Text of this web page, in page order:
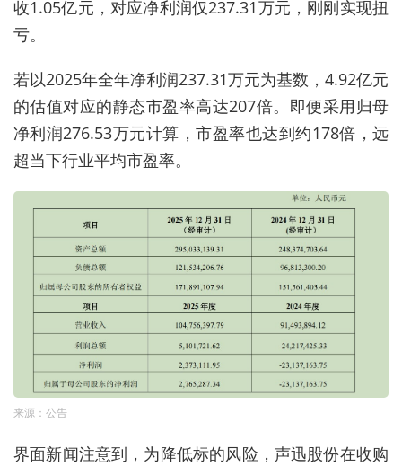
收1.05亿元，对应净利润仅237.31万元，刚刚实现扭
亏。
若以2025年全年净利润237.31万元为基数，4.92亿元
的估值对应的静态市盈率高达207倍。即便采用归母
净利润276.53万元计算，市盈率也达到约178倍，远
超当下行业平均市盈率。
来源：公告
界面新闻注意到，为降低标的风险，声迅股份在收购